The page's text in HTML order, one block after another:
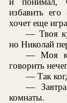
избавить
хочет еще
— Твоя
но Николай
— Моя
говорить
— Так
—
комнаты.